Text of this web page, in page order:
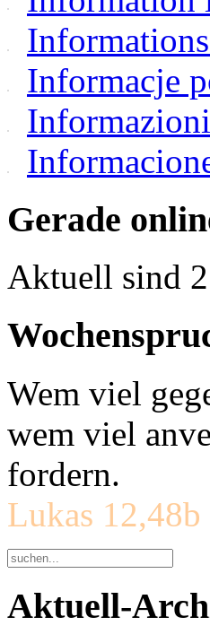
Informacje
Gerade
Aktuell sind
Wem viel
wem viel
fordern.
Lukas 12,48b
Aktuell-